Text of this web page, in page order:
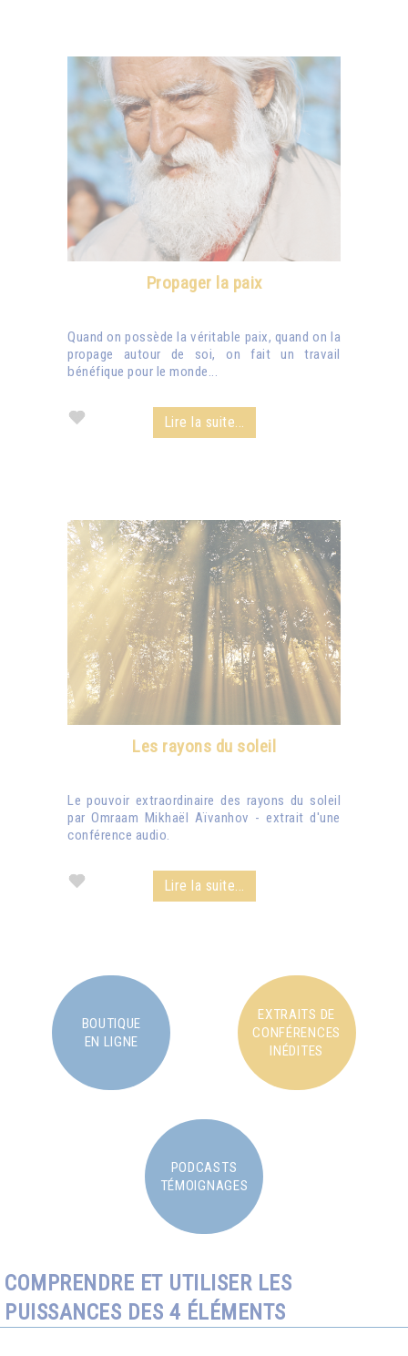
Propager la paix
Quand on possède la véritable paix, quand on la
propage autour de soi, on fait un travail
bénéfique pour le monde...
Lire la suite...
Les rayons du soleil
Le pouvoir extraordinaire des rayons du soleil
par Omraam Mikhaël Aïvanhov - extrait d'une
conférence audio.
Lire la suite...
BOUTIQUE
EN LIGNE
EXTRAITS DE
CONFÉRENCES
INÉDITES
PODCASTS
TÉMOIGNAGES
COMPRENDRE ET UTILISER LES
PUISSANCES DES 4 ÉLÉMENTS